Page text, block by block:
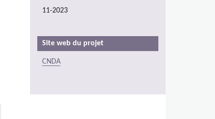
11-2023
Site web du projet
CNDA